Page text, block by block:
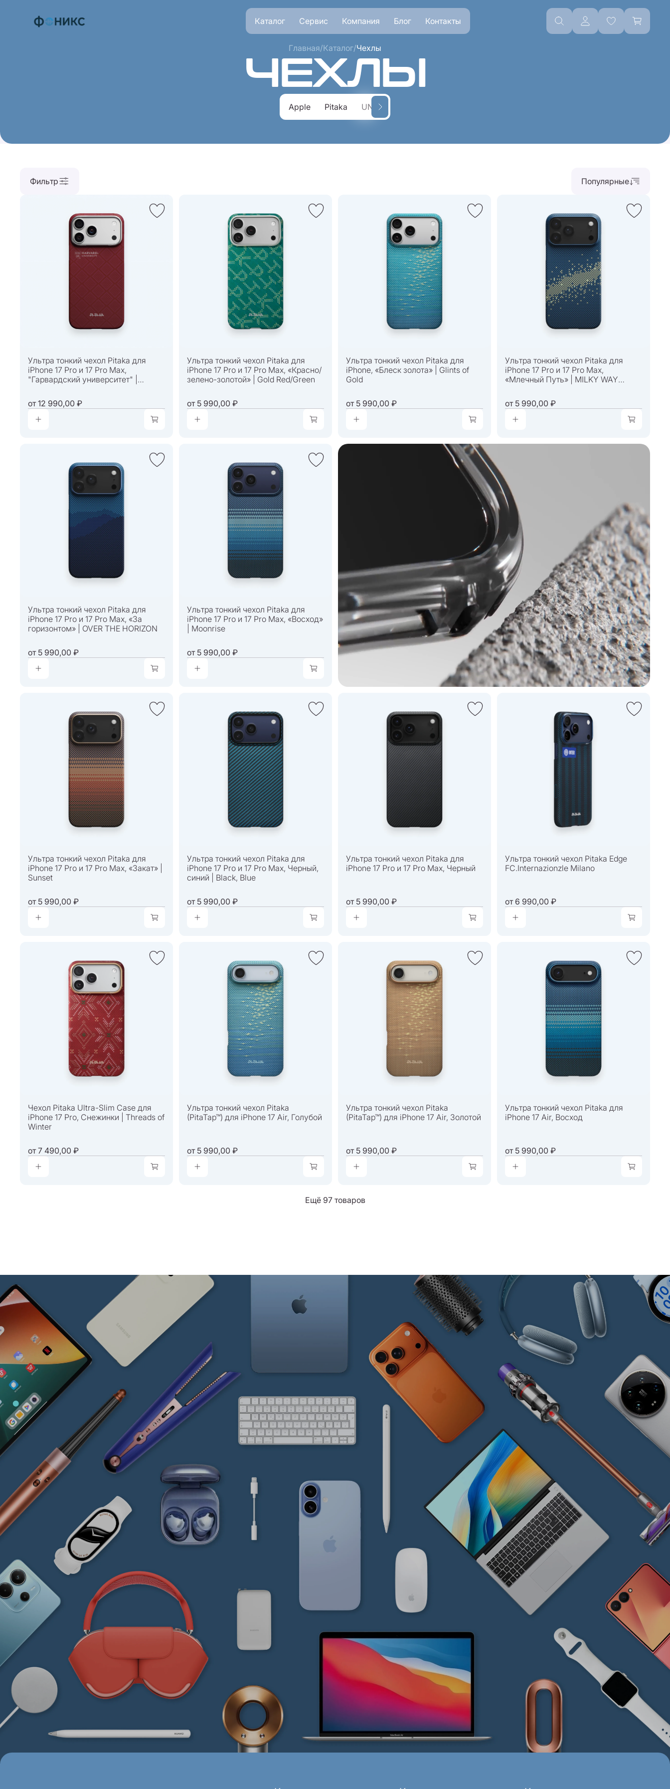
Каталог Сервис Компания Блог Контакты
Главная/Каталог/Чехлы
ЧЕХЛЫ
Apple Pitaka UNIQ
Фильтр Популярные
Ультра тонкий чехол Pitaka для
iPhone 17 Pro и 17 Pro Max,
"Гарвардский университет" |
от12 990,00 ₽
Ультра тонкий чехол Pitaka для
iPhone 17 Pro и 17 Pro Max, «Красно/
зелено-золотой» | Gold Red/Green
от5 990,00 ₽
Ультра тонкий чехол Pitaka для
iPhone, «Блеск золота» | Glints of
Gold
от5 990,00 ₽
Ультра тонкий чехол Pitaka для
iPhone 17 Pro и 17 Pro Max,
«Млечный Путь» | MILKY WAY
от5 990,00 ₽
Ультра тонкий чехол Pitaka для
iPhone 17 Pro и 17 Pro Max, «За
горизонтом» | OVER THE HORIZON
от5 990,00 ₽
Ультра тонкий чехол Pitaka для
iPhone 17 Pro и 17 Pro Max, «Восход»
| Moonrise
от5 990,00 ₽
Ультра тонкий чехол Pitaka для
iPhone 17 Pro и 17 Pro Max, «Закат» |
Sunset
от5 990,00 ₽
Ультра тонкий чехол Pitaka для
iPhone 17 Pro и 17 Pro Max, Черный,
синий | Black, Blue
от5 990,00 ₽
Ультра тонкий чехол Pitaka для
iPhone 17 Pro и 17 Pro Max, Черный
от5 990,00 ₽
Ультра тонкий чехол Pitaka Edge
FC.Internazionzle Milano
от6 990,00 ₽
Чехол Pitaka Ultra-Slim Case для
iPhone 17 Pro, Снежинки | Threads of
Winter
от7 490,00 ₽
Ультра тонкий чехол Pitaka
(PitaTap™) для iPhone 17 Air, Голубой
от5 990,00 ₽
Ультра тонкий чехол Pitaka
(PitaTap™) для iPhone 17 Air, Золотой
от5 990,00 ₽
Ультра тонкий чехол Pitaka для
iPhone 17 Air, Восход
от5 990,00 ₽
Ещё 97 товаров